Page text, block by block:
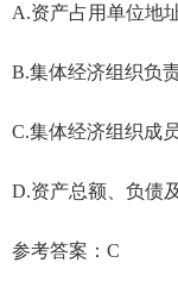
A.资产占用单位地
B.集体经济组织负
C.集体经济组织成
D.资产总额、负债
参考答案：C